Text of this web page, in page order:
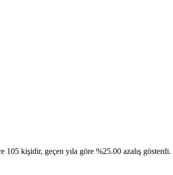
geçen yıla göre %25.00 azalış gösterdi.